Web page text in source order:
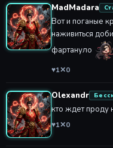
MadMadara
Вот и поганые
наживиться
фартануло
♥1✕0
Olexandr
кто ждет проду
♥1✕0